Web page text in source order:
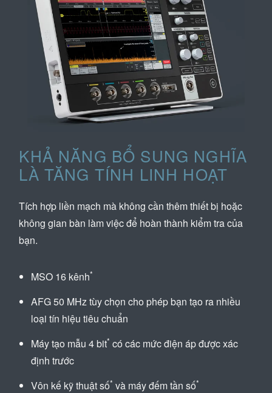
KHẢ NĂNG BỔ SUNG NGHĨA
LÀ TĂNG TÍNH LINH HOẠT
Tích hợp liền mạch mà không cần thêm thiết bị hoặc
không gian bàn làm việc để hoàn thành kiểm tra của
bạn.
MSO 16 kênh*
AFG 50 MHz tùy chọn cho phép bạn tạo ra nhiều
loại tín hiệu tiêu chuẩn
Máy tạo mẫu 4 bit* có các mức điện áp được xác
định trước
Vôn kế kỹ thuật số* và máy đếm tần số*